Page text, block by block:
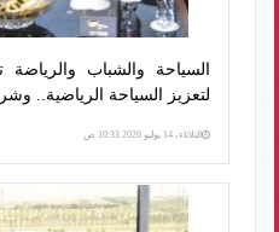
السياحة والشباب
لتعزيز السياحة الرياضية..
الثلاثاء، 14 يوليو 2026 10:33 ص